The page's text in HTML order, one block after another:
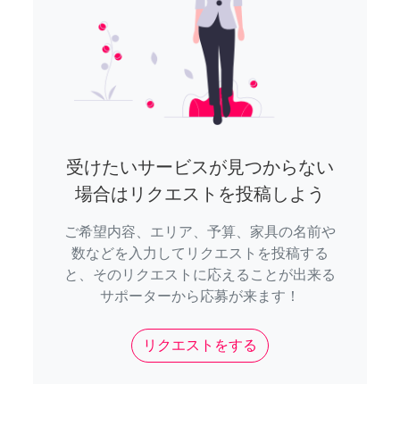
受けたいサービスが見つからない
場合はリクエストを投稿しよう
ご希望内容、エリア、予算、家具の名前や
数などを入力してリクエストを投稿する
と、そのリクエストに応えることが出来る
サポーターから応募が来ます！
リクエストをする